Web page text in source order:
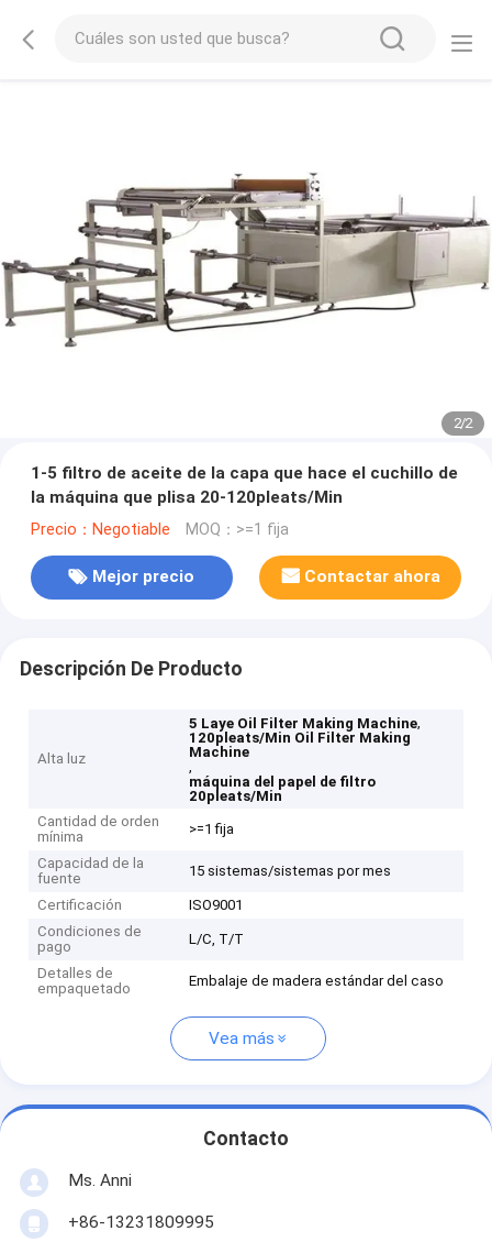
2/2
1-5 filtro de aceite de la capa que hace el cuchillo de
la máquina que plisa 20-120pleats/Min
Precio：Negotiable MOQ：>=1 fija
Mejor precio Contactar ahora
Descripción De Producto
Alta luz
5 Laye Oil Filter Making Machine,
120pleats/Min Oil Filter Making
Machine
,
máquina del papel de filtro
20pleats/Min
Cantidad de orden
mínima
>=1 fija
Capacidad de la
fuente
15 sistemas/sistemas por mes
Certificación
ISO9001
Condiciones de
pago
L/C, T/T
Detalles de
empaquetado
Embalaje de madera estándar del caso
Vea más
Contacto
Ms. Anni
+86-13231809995